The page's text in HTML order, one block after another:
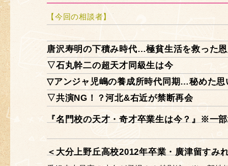
【今回の相談者】
唐沢寿明の下積み時代…極貧生活を救った
▽石丸幹二の超天才同級生は今
▽アンジャ児嶋の養成所時代同期…秘めた思
▽共演NG！？河北&右近が禁断再会
『名門校の天才・奇才卒業生は今？』※一
＜大分上野丘高校2012年卒業・廣津留すみ